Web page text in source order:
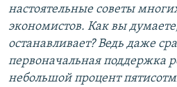
настоятельные советы
экономистов. Как вы
останавливает? Ведь даже
первоначальная поддержка
небольшой процент